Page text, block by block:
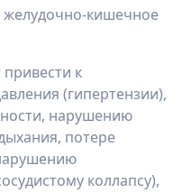
желудочно-кишечное
к
(гипертензии),
нарушению
потере
коллапсу),